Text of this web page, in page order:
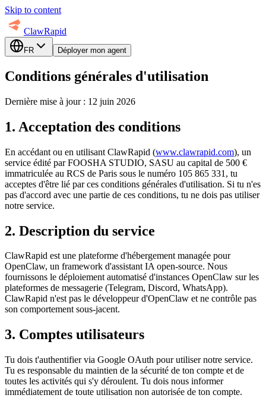
Skip to content
ClawRapid
FR Déployer mon agent
Conditions générales d'utilisation
Dernière mise à jour : 12 juin 2026
1. Acceptation des conditions
En accédant ou en utilisant ClawRapid (www.clawrapid.com), un
service édité par FOOSHA STUDIO, SASU au capital de 500 €
immatriculée au RCS de Paris sous le numéro 105 865 331, tu
acceptes d'être lié par ces conditions générales d'utilisation. Si tu n'es
pas d'accord avec une partie de ces conditions, tu ne dois pas utiliser
notre service.
2. Description du service
ClawRapid est une plateforme d'hébergement managée pour
OpenClaw, un framework d'assistant IA open-source. Nous
fournissons le déploiement automatisé d'instances OpenClaw sur les
plateformes de messagerie (Telegram, Discord, WhatsApp).
ClawRapid n'est pas le développeur d'OpenClaw et ne contrôle pas
son comportement sous-jacent.
3. Comptes utilisateurs
Tu dois t'authentifier via Google OAuth pour utiliser notre service.
Tu es responsable du maintien de la sécurité de ton compte et de
toutes les activités qui s'y déroulent. Tu dois nous informer
immédiatement de toute utilisation non autorisée de ton compte.